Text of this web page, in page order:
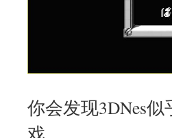
你会发现3DNes
戏。